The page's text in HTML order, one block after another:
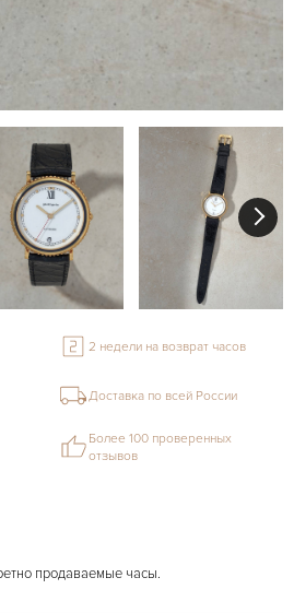
продаваемые часы.
2 недели на возврат часов
Доставка по всей России
Более 100 проверенных
отзывов